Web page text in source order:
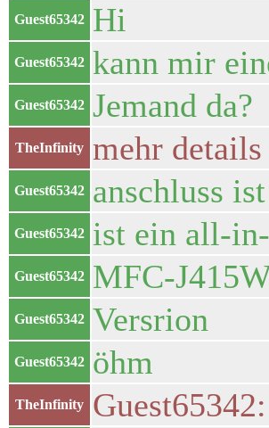
Guest65342 Hi
Guest65342 kann mir
Guest65342 Jemand da?
TheInfinity mehr
Guest65342 anschluss
Guest65342 ist ein all-
Guest65342 MFC-
Guest65342 Versrion
Guest65342 öhm
TheInfinity